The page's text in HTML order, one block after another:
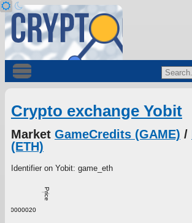
Crypto exchange Yobit
Market GameCredits (GAME) /
(ETH)
Identifier on Yobit: game_eth
Price
0.0000020